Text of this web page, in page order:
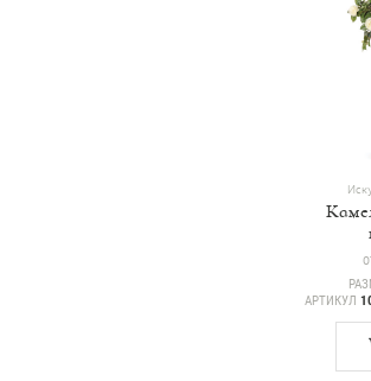
АРТИКУЛ